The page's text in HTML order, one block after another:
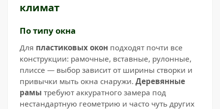
климат
По типу окна
Для пластиковых окон подходят почти все
конструкции: рамочные, вставные, рулонные,
плиссе — выбор зависит от ширины створки и
привычки мыть окна снаружи. Деревянные
рамы требуют аккуратного замера под
нестандартную геометрию и часто чуть других